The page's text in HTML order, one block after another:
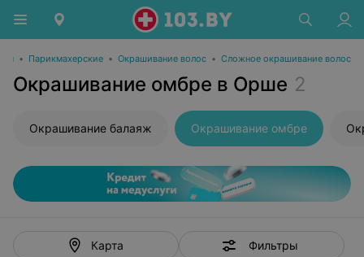
• Парикмахерские • Окрашивание волос • Сложное окрашивание волос
Окрашивание омбре в Орше 2
Окрашивание балаяж Окрашивание омбре
Карта Фильтры